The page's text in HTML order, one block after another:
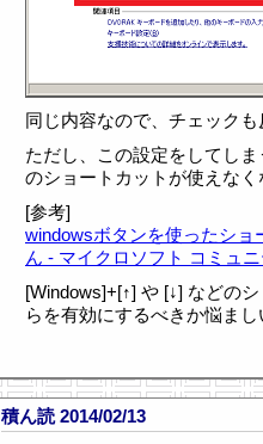
同じ内容なので、チェック
ただし、この設定をしてし
のショートカットが使えな
[参考]
windowsボタンを使ったシ
ん - マイクロソフト コミュ
[Windows]+[↑] や [↓] などの
らを有効にするべきか悩ま
積ん読 2014/02/13